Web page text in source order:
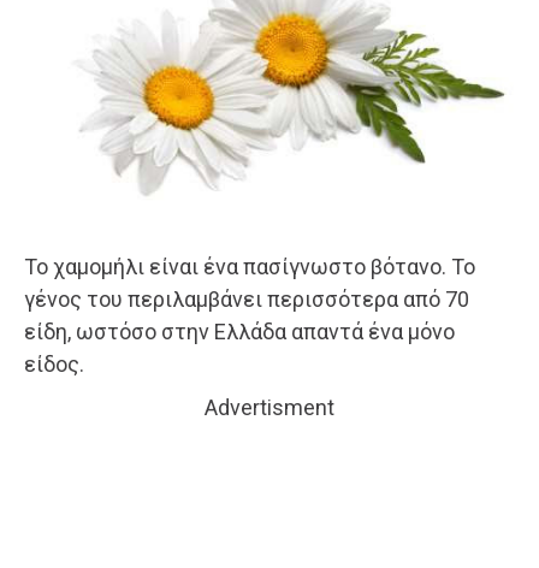
Το χαμομήλι είναι ένα πασίγνωστο βότανο. Το
γένος του περιλαμβάνει περισσότερα από 70
είδη, ωστόσο στην Ελλάδα απαντά ένα μόνο
είδος.
Advertisment